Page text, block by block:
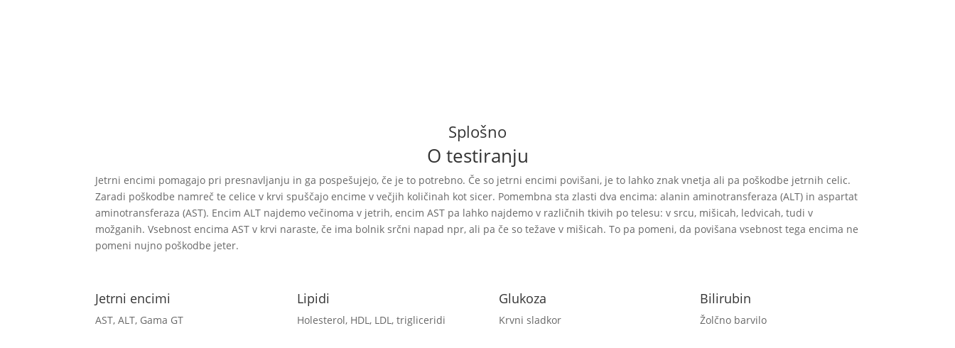
Splošno
O testiranju
Jetrni encimi pomagajo pri presnavljanju in ga pospešujejo, če je to potrebno. Če so jetrni encimi povišani, je to lahko znak vnetja ali pa poškodbe jetrnih celic.
Zaradi poškodbe namreč te celice v krvi spuščajo encime v večjih količinah kot sicer. Pomembna sta zlasti dva encima: alanin aminotransferaza (ALT) in aspartat
aminotransferaza (AST). Encim ALT najdemo večinoma v jetrih, encim AST pa lahko najdemo v različnih tkivih po telesu: v srcu, mišicah, ledvicah, tudi v
možganih. Vsebnost encima AST v krvi naraste, če ima bolnik srčni napad npr, ali pa če so težave v mišicah. To pa pomeni, da povišana vsebnost tega encima ne
pomeni nujno poškodbe jeter.
Jetrni encimi
AST, ALT, Gama GT
Lipidi
Holesterol, HDL, LDL, trigliceridi
Glukoza
Krvni sladkor
Bilirubin
Žolčno barvilo